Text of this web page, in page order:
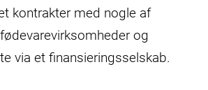
kontrakter med nogle af
og
via et finansieringsselskab.